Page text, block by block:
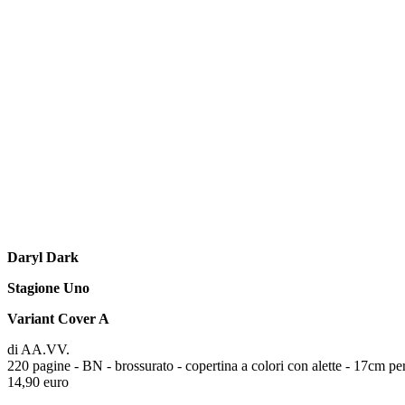
Daryl Dark
Stagione Uno
Variant Cover A
di AA.VV.
220 pagine - BN - brossurato - copertina a colori con alette - 17cm
14,90 euro